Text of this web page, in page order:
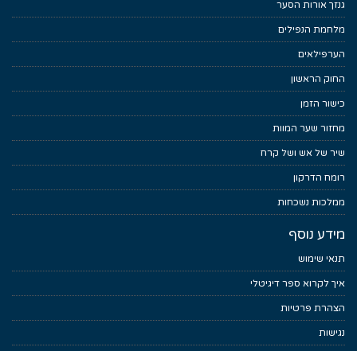
גנזך אורות הסער
מלחמת הנפילים
הערפילאים
החוק הראשון
כישור הזמן
מחזור שער המוות
שיר של אש ושל קרח
רומח הדרקון
ממלכות נשכחות
מידע נוסף
תנאי שימוש
איך לקרוא ספר דיגיטלי
הצהרת פרטיות
נגישות